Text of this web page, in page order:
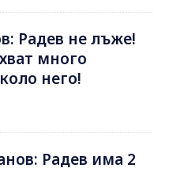
Радев не лъже!
много
него!
Радев има 2